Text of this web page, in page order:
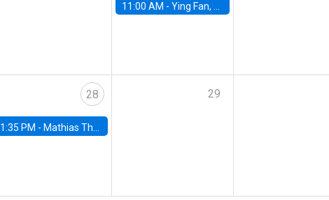
11:00 AM -Ying Fan, University of Michigan
28
1:35 PM - Mathias Thoenig, University of Lausanne
29